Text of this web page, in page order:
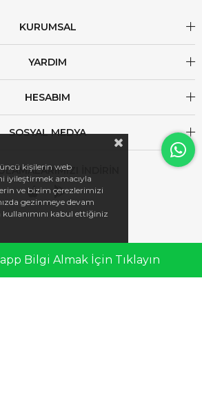
KURUMSAL
YARDIM
HESABIM
SOSYAL MEDYA
İNDİRİN
iletisim@esswaap.com
Bilgi Almak İçin Tıklayın
kişilerin web
iyileştirmek amacıyla
ve bizim çerezlerimizi
gezinmeye devam
kabul ettiğiniz
Sepetim Üye Girişi